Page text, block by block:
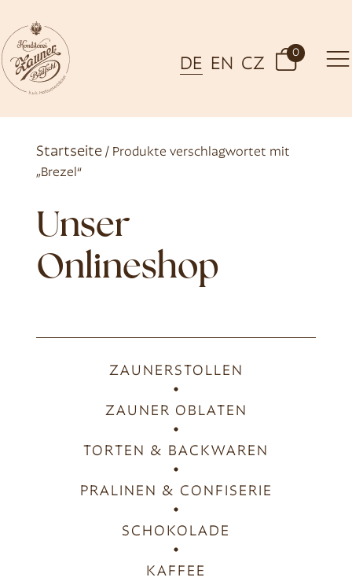
DE EN CZ
0
Startseite/ Produkte verschlagwortet mit
„Brezel“
Unser
Onlineshop
ZAUNERSTOLLEN
ZAUNER OBLATEN
TORTEN & BACKWAREN
PRALINEN & CONFISERIE
SCHOKOLADE
KAFFEE